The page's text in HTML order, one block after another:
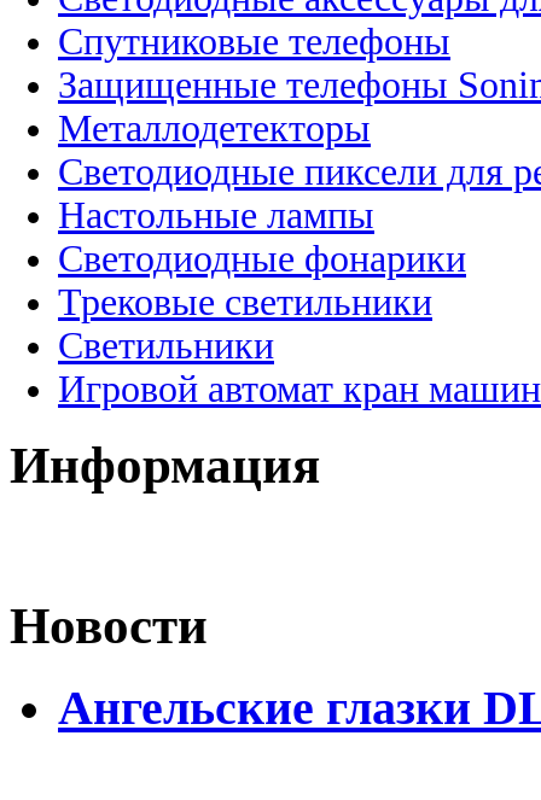
Спутниковые телефоны
Защищенные телефоны
Металлодетекторы
Светодиодные пиксели для
Настольные лампы
Светодиодные фонарики
Трековые светильники
Светильники
Игровой автомат кран
Информация
Новости
Ангельские глазки